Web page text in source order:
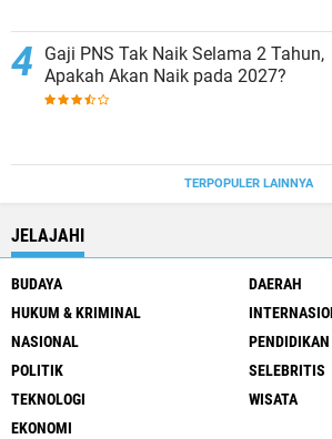
Gaji PNS Tak Naik Selama 2 Tahun,
Apakah Akan Naik pada 2027?
TERPOPULER LAINNYA
JELAJAHI
BUDAYA
DAERAH
HUKUM & KRIMINAL
NASIONAL
PENDIDIKAN
POLITIK
SELEBRITIS
TEKNOLOGI
WISATA
EKONOMI